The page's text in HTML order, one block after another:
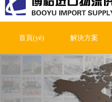
首頁(yè) 解決方案